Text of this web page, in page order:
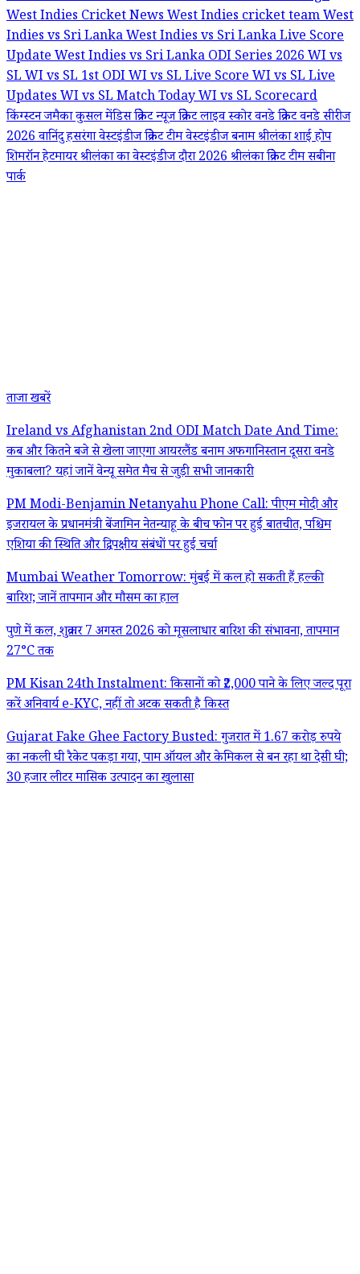
West Indies Cricket NewsWest Indies cricket teamWest
Indies vs Sri LankaWest Indies vs Sri Lanka Live Score
UpdateWest Indies vs Sri Lanka ODI Series 2026WI vs
SLWI vs SL 1st ODIWI vs SL Live ScoreWI vs SL Live
UpdatesWI vs SL Match TodayWI vs SL Scorecard
किंग्स्टन जमैकाकुसल मेंडिसक्रिकेट न्यूजक्रिकेट लाइव स्कोरवनडे क्रिकेटवनडे सीरीज
2026वानिंदु हसरंगावेस्टइंडीज क्रिकेट टीमवेस्टइंडीज बनाम श्रीलंकाशाई होप
शिमरॉन हेटमायरश्रीलंका का वेस्टइंडीज दौरा 2026श्रीलंका क्रिकेट टीमसबीना
पार्क
ताजा खबरें
Ireland vs Afghanistan 2nd ODI Match Date And Time:
कब और कितने बजे से खेला जाएगा आयरलैंड बनाम अफगानिस्तान दूसरा वनडे
मुकाबला? यहां जानें वेन्यू समेत मैच से जुड़ी सभी जानकारी
PM Modi-Benjamin Netanyahu Phone Call: पीएम मोदी और
इजरायल के प्रधानमंत्री बेंजामिन नेतन्याहू के बीच फोन पर हुई बातचीत, पश्चिम
एशिया की स्थिति और द्विपक्षीय संबंधों पर हुई चर्चा
Mumbai Weather Tomorrow: मुंबई में कल हो सकती हैं हल्की
बारिश; जानें तापमान और मौसम का हाल
पुणे में कल, शुक्रवार 7 अगस्त 2026 को मूसलाधार बारिश की संभावना, तापमान
27°C तक
PM Kisan 24th Instalment: किसानों को ₹2,000 पाने के लिए जल्द पूरा
करें अनिवार्य e-KYC, नहीं तो अटक सकती है किस्त
Gujarat Fake Ghee Factory Busted: गुजरात में 1.67 करोड़ रुपये
का नकली घी रैकेट पकड़ा गया, पाम ऑयल और केमिकल से बन रहा था देसी घी;
30 हजार लीटर मासिक उत्पादन का खुलासा